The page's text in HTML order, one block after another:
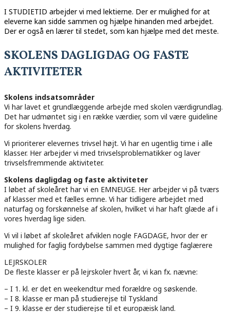
I STUDIETID arbejder vi med lektierne. Der er mulighed for at
eleverne kan sidde sammen og hjælpe hinanden med arbejdet.
Der er også en lærer til stedet, som kan hjælpe med det meste.
SKOLENS DAGLIGDAG OG FASTE
AKTIVITETER
Skolens indsatsområder
Vi har lavet et grundlæggende arbejde med skolen værdigrundlag.
Det har udmøntet sig i en række værdier, som vil være guideline
for skolens hverdag.
Vi prioriterer elevernes trivsel højt. Vi har en ugentlig time i alle
klasser. Her arbejder vi med trivselsproblematikker og laver
trivselsfremmende aktiviteter.
Skolens dagligdag og faste aktiviteter
I løbet af skoleåret har vi en EMNEUGE. Her arbejder vi på tværs
af klasser med et fælles emne. Vi har tidligere arbejdet med
naturfag og forskønnelse af skolen, hvilket vi har haft glæde af i
vores hverdag lige siden.
Vi vil i løbet af skoleåret afviklen nogle FAGDAGE, hvor der er
mulighed for faglig fordybelse sammen med dygtige faglærere
LEJRSKOLER
De fleste klasser er på lejrskoler hvert år, vi kan fx. nævne:
– I 1. kl. er det en weekendtur med forældre og søskende.
– I 8. klasse er man på studierejse til Tyskland
– I 9. klasse er der studierejse til et europæisk land.